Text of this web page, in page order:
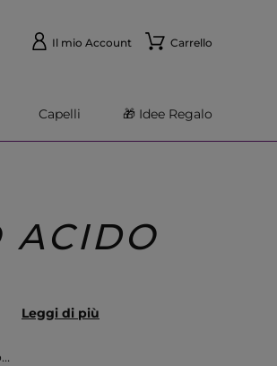
Il mio Account Carrello
Capelli 🎁 Idee Regalo
ACIDO
Leggi di più